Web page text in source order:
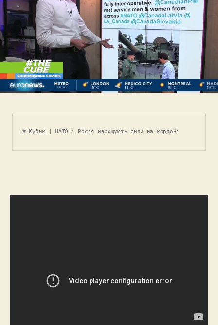
# Кубик | НАТО і Росія нарощують сили на кордоні